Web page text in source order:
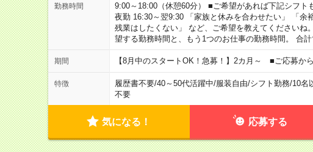
勤務時間
9:00～18:00（休憩60分） ■ご希望があれば下記シフ
夜勤 16:30～翌9:30 「家族と休みを合わせたい」 「余
残業はしたくない」 など、ご希望を教えてください
望する勤務時間と、もう1つのお仕事の勤務時間。 合
期間 【8月中のスタートOK！急募！】2カ月～ ■ご応募か
特徴 履歴書不要/40～50代活躍中/服装自由/シフト勤務/10名
不要
気になる！ 応募する